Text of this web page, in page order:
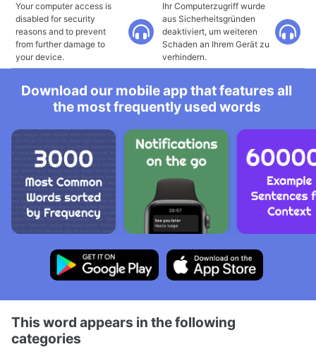
Your computer access is
disabled for security
reasons and to prevent
from further damage to
your device.
Ihr Computerzugriff wurde
aus Sicherheitsgründen
deaktiviert, um weiteren
Schaden an Ihrem Gerät zu
verhindern.
Download our mobile app that features all
the most frequently used words
This word appears in the following
categories